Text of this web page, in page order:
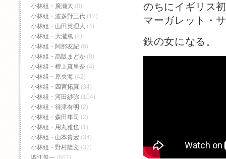
のちにイギリス
マーガレット・
鉄の女になる。
小林組・廣瀬大 (8)
小林組・波多野三代 (12)
小林組・山田英理人 (4)
小林組・大瀧篤 (4)
小林組・阿部友紀 (8)
小林組・高阪まどか (8)
小林組・檀上真里奈 (4)
小林組・原央海 (42)
小林組・四宮拓真 (34)
小林組・河田紗弥 (104)
小林組・得津有明 (2)
小林組・森田隼司 (2)
小林組・用丸雅也 (1)
小林組・山本貴宏 (34)
小林組・野村隆文 (32)
澁江俊一 (667)